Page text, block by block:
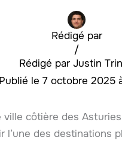
Rédigé par
Justin
/
7 octobre 2025
ville côtière des
l’une des destinations